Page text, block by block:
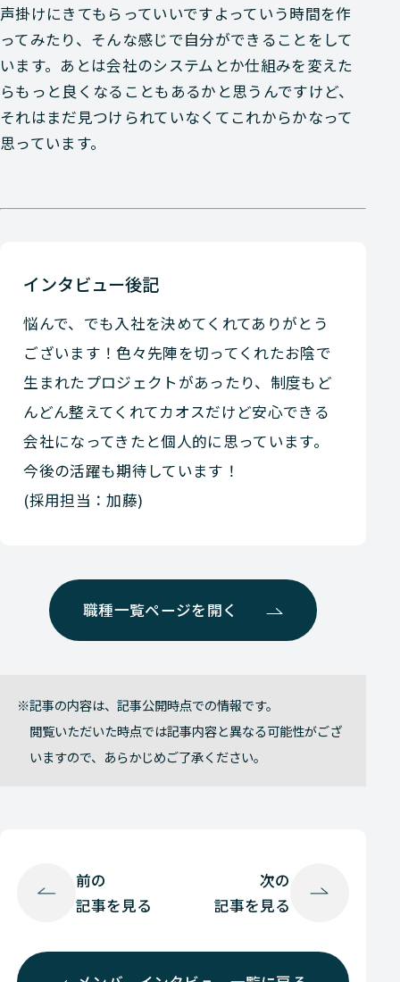
声掛けにきてもらっていいですよっていう時間を作
ってみたり、そんな感じで自分ができることをして
います。あとは会社のシステムとか仕組みを変えた
らもっと良くなることもあるかと思うんですけど、
それはまだ見つけられていなくてこれからかなって
思っています。
インタビュー後記
悩んで、でも入社を決めてくれてありがとう
ございます！色々先陣を切ってくれたお陰で
生まれたプロジェクトがあったり、制度もど
んどん整えてくれてカオスだけど安心できる
会社になってきたと個人的に思っています。
今後の活躍も期待しています！
(採用担当：加藤)
職種一覧ページを開く
記事の内容は、記事公開時点での情報です。
閲覧いただいた時点では記事内容と異なる可能性がござ
いますので、あらかじめご了承ください。
前の
記事を見る
次の
記事を見る